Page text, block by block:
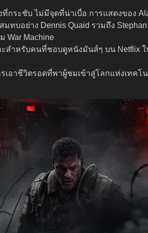
กระชับ ไม่มีจุดที่น่าเบื่อ การแสดงของ
บอย่าง Dennis Quaid รวมถึง Stephan
War Machine
สำหรับคนที่ชอบดูหนังมันส์ๆ บน Netflix ใ
าชีวิตรอดที่พาผู้ชมเข้าสู่โลกแห่งเทคโ